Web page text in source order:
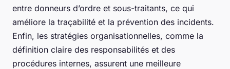
entre donneurs d’ordre et sous-traitants, ce qui
améliore la traçabilité et la prévention des incidents.
Enfin, les stratégies organisationnelles, comme la
définition claire des responsabilités et des
procédures internes, assurent une meilleure